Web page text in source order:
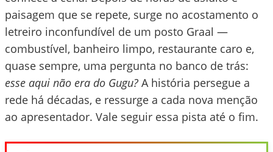
paisagem que se repete, surge no acostamento o
letreiro inconfundível de um posto Graal —
combustível, banheiro limpo, restaurante caro e,
quase sempre, uma pergunta no banco de trás:
esse aqui não era do Gugu? A história persegue a
rede há décadas, e ressurge a cada nova menção
ao apresentador. Vale seguir essa pista até o fim.